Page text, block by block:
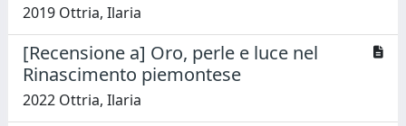
2019 Ottria, Ilaria
[Recensione a] Oro, perle e luce nel
Rinascimento piemontese
2022 Ottria, Ilaria